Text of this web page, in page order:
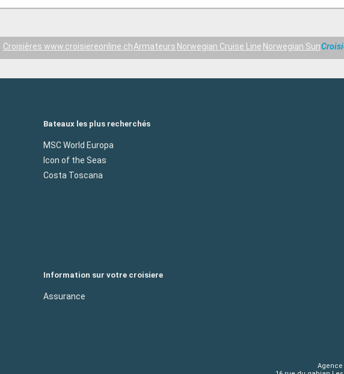
Croisières www.croisiereonline.chArmateurs Norwegian Cruise Line Norwegian Sun
Bateaux les plus recherchés
MSC World Europa
Icon of the Seas
Costa Toscana
Information sur votre croisiere
Assurance
Agence